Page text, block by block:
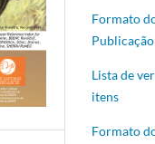
Formato
Publicação
Lista de
itens
Formato